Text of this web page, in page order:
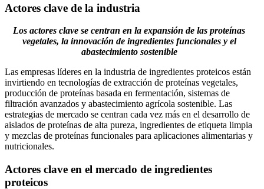
Actores clave de la industria
Los actores clave se centran en la expansión de las proteínas
vegetales, la innovación de ingredientes funcionales y el
abastecimiento sostenible
Las empresas líderes en la industria de ingredientes proteicos están
invirtiendo en tecnologías de extracción de proteínas vegetales,
producción de proteínas basada en fermentación, sistemas de
filtración avanzados y abastecimiento agrícola sostenible. Las
estrategias de mercado se centran cada vez más en el desarrollo de
aislados de proteínas de alta pureza, ingredientes de etiqueta limpia
y mezclas de proteínas funcionales para aplicaciones alimentarias y
nutricionales.
Actores clave en el mercado de ingredientes
proteicos